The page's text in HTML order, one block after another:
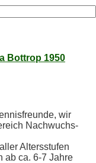
Bottrop 1950
wir
Nachwuchs-
Altersstufen
ab ca. 6-7 Jahre